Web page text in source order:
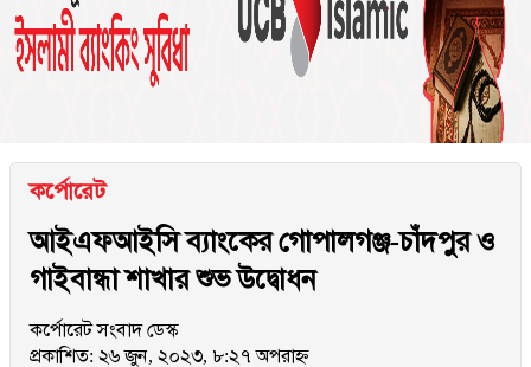
কর্পোরেট
আইএফআইসি ব্যাংকের গোপালগঞ্জ-চাঁদপুর ও
গাইবান্ধা শাখার শুভ উদ্বোধন
কর্পোরেট সংবাদ ডেস্ক
প্রকাশিত: ২৬ জুন, ২০২৩, ৮:২৭ অপরাহ্ন